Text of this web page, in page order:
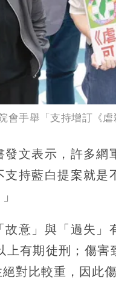
會手舉「支持增訂《
文表示，許多
持藍白提案就
故意」與「過失
上有期徒刑；傷
對比較重，因此